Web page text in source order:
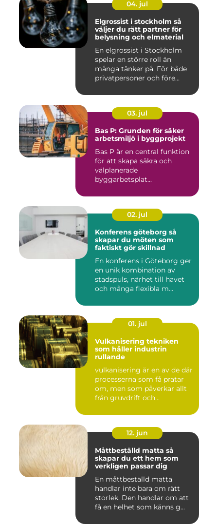
04. jul
Elgrossist i stockholm så
väljer du rätt partner för
belysning och elmaterial
En elgrossist i Stockholm
spelar en större roll än
många tänker på. För både
privatpersoner och före...
03. jul
Bas P: Grunden för säker
arbetsmiljö i byggprojekt
Bas P är en central funktion
för att skapa säkra och
välplanerade
byggarbetsplat...
02. jul
Konferens göteborg så
skapar du möten som
faktiskt gör skillnad
En konferens i Göteborg ger
en unik kombination av
stadspuls, närhet till havet
och många flexibla m...
01. jul
Vulkanisering tekniken
som håller industrin
rullande
vulkanisering är en av de där
processerna som få pratar
om, men som påverkar allt
från gruvdrift och...
12. jun
Måttbeställd matta så
skapar du ett hem som
verkligen passar dig
En måttbeställd matta
handlar inte bara om rätt
storlek. Den handlar om att
få en helhet som känns g...